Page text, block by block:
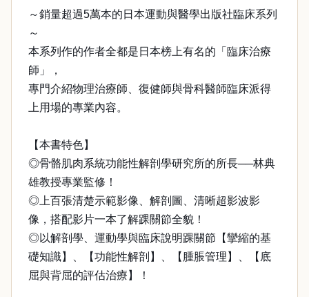
～銷量超過5萬本的日本運動與醫學出版社臨床系列
～
本系列作的作者全都是日本榜上有名的「臨床治療
師」，
專門介紹物理治療師、復健師與骨科醫師臨床派得
上用場的專業內容。
【本書特色】
◎骨骼肌肉系統功能性解剖學研究所的所長──林典
雄教授專業監修！
◎上百張清楚示範影像、解剖圖、清晰超影波影
像，搭配影片一本了解踝關節全貌！
◎以解剖學、運動學與臨床說明踝關節【攣縮的基
礎知識】、【功能性解剖】、【腫脹管理】、【底
屈與背屈的評估治療】！